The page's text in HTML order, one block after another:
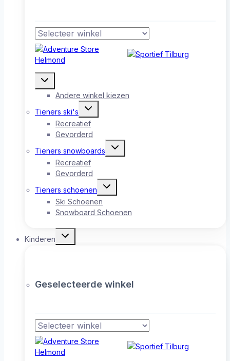
Toggle
Andere winkel kiezen
Tieners ski's
Toggle
Recreatief
Gevorderd
Tieners snowboards
Toggle
Recreatief
Gevorderd
Tieners schoenen
Toggle
Ski Schoenen
Snowboard Schoenen
Kinderen
Toggle
Geselecteerde winkel